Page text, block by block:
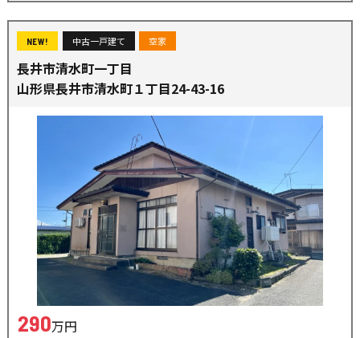
NEW! 中古一戸建て 空家
長井市清水町一丁目
山形県長井市清水町１丁目24-43-16
290万円